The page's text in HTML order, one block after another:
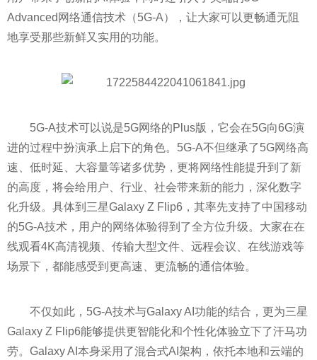
Advanced网络通信技术（5G-A），让大家可以更畅通无阻
地享受那些新鲜又实用的功能。
5G-A技术可以说是5G网络的Plus版，它会在5G向6G演
进的过程中扮演承上启下的角色。5G-A不但继承了5G网络高
速、低时延、大容量等诸多优势，更将网络性能提升到了新
的高度，将会给用户、行业、社会带来新的能力，深化数字
化升级。具体到三星Galaxy Z Flip6，其率先支持了中国移动
的5G-A技术，用户的网络体验得到了全方位升级。大家在在
线观看4K高清视频、传输大型文件、远程会议、在线游戏等
场景下，都能感受到更高速、更流畅的通信体验。
不仅如此，5G-A技术与Galaxy AI功能的结合，更为三星
Galaxy Z Flip6能够提供更智能化和个性化体验立下了汗马功
劳。Galaxy AI本身采用了混合式AI架构，依托本地和云端的